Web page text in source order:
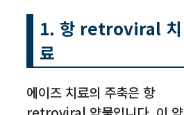
1. 항 retroviral 치
료
에이즈 치료의 주축은 항